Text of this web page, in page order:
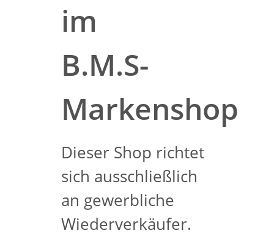
im
B.M.S-
Markenshop
Dieser Shop richtet
sich ausschließlich
an gewerbliche
Wiederverkäufer.